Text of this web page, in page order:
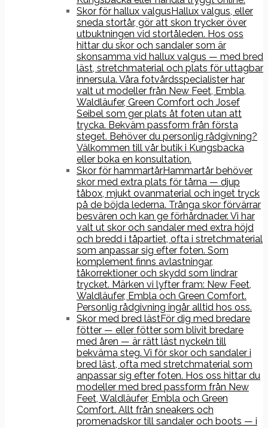
Skor för hallux valgusHallux valgus, eller
sneda stortår, gör att skon trycker över
utbuktningen vid stortåleden. Hos oss
hittar du skor och sandaler som är
skonsamma vid hallux valgus — med bred
läst, stretchmaterial och plats för uttagbar
innersula. Våra fotvårdsspecialister har
valt ut modeller från New Feet, Embla,
Waldläufer, Green Comfort och Josef
Seibel som ger plats åt foten utan att
trycka. Bekväm passform från första
steget. Behöver du personlig rådgivning?
Välkommen till vår butik i Kungsbacka
eller boka en konsultation.
Skor för hammartårHammartår behöver
skor med extra plats för tårna — djup
tåbox, mjukt ovanmaterial och inget tryck
på de böjda lederna. Trånga skor förvärrar
besvären och kan ge förhårdnader. Vi har
valt ut skor och sandaler med extra höjd
och bredd i tåpartiet, ofta i stretchmaterial
som anpassar sig efter foten. Som
komplement finns avlastningar,
tåkorrektioner och skydd som lindrar
trycket. Märken vi lyfter fram: New Feet,
Waldläufer, Embla och Green Comfort.
Personlig rådgivning ingår alltid hos oss.
Skor med bred lästFör dig med bredare
fötter — eller fötter som blivit bredare
med åren — är rätt läst nyckeln till
bekväma steg. Vi för skor och sandaler i
bred läst, ofta med stretchmaterial som
anpassar sig efter foten. Hos oss hittar du
modeller med bred passform från New
Feet, Waldläufer, Embla och Green
Comfort. Allt från sneakers och
promenadskor till sandaler och boots — i